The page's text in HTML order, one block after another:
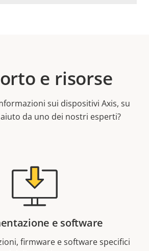
e risorse
sui dispositivi Axis, su
da uno dei nostri esperti?
e software
firmware e software specifici